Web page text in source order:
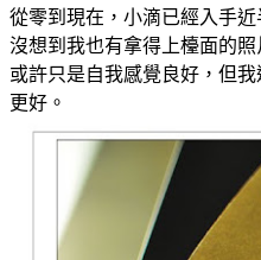
從零到現在，小滴已經入手近
沒想到我也有拿得上檯面的照
或許只是自我感覺良好，但
更好。